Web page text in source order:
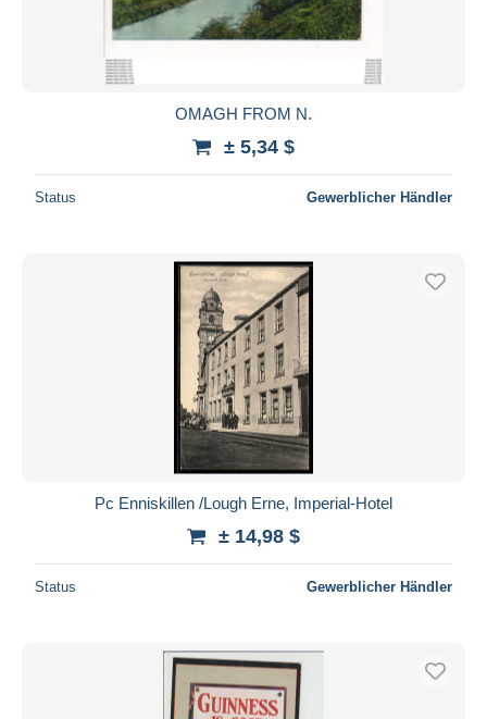
OMAGH FROM N.
± 5,34 $
Status Gewerblicher Händler
Pc Enniskillen /Lough Erne, Imperial-Hotel
± 14,98 $
Status Gewerblicher Händler